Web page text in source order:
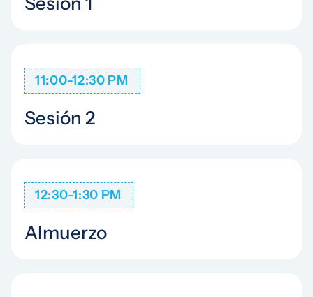
11:00-12:30 PM
Sesión 2
12:30-1:30 PM
Almuerzo